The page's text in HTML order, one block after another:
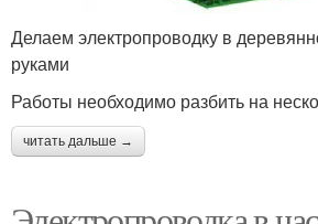
Делаем электропроводку в
руками
Работы необходимо разбить на
читать дальше →